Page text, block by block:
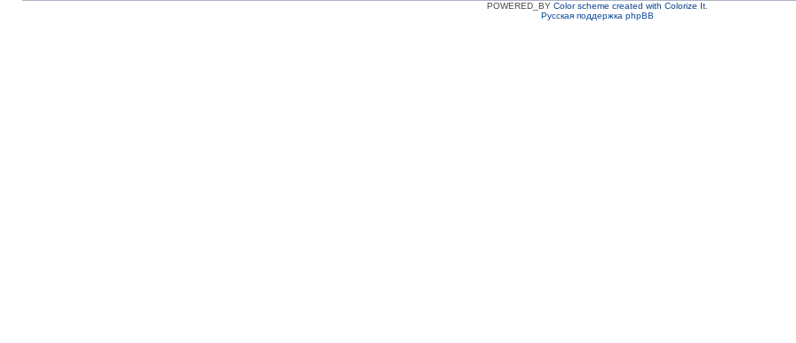
POWERED_BY Color scheme created with Colorize It.
Русская поддержка phpBB